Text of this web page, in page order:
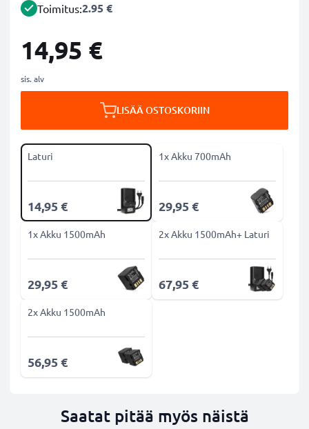
Toimitus:2.95 €
14,95 €
sis. alv
LISÄÄ OSTOSKORIIN
Laturi
14,95 €
1x Akku 700mAh
29,95 €
1x Akku 1500mAh
29,95 €
2x Akku 1500mAh+ Laturi
67,95 €
2x Akku 1500mAh
56,95 €
Saatat pitää myös näistä